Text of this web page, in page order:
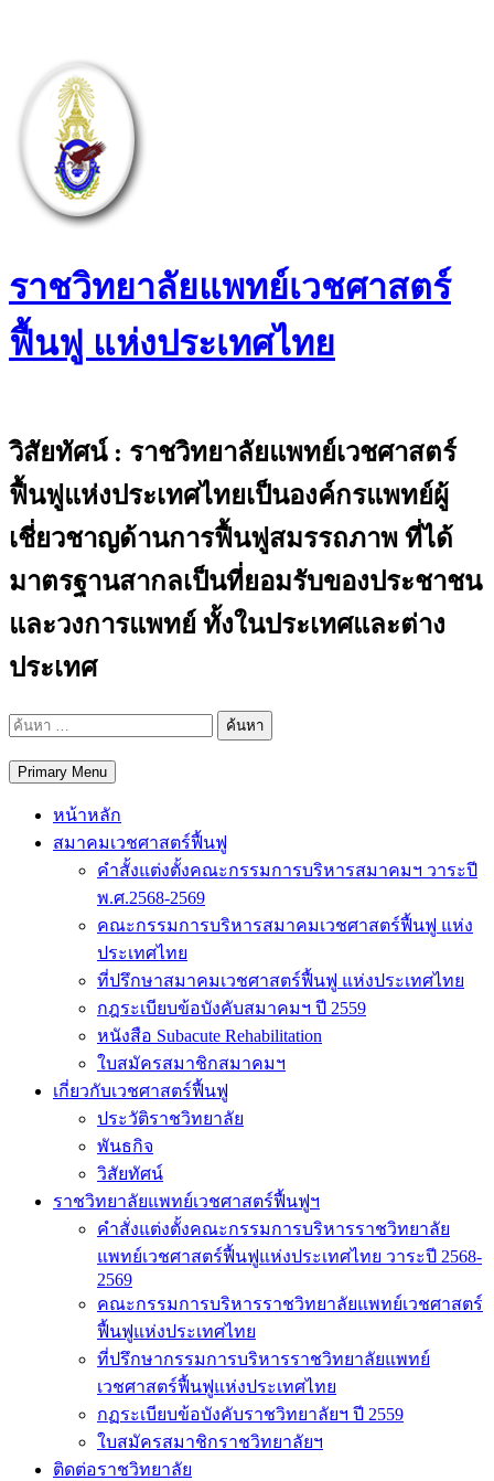
ราชวิทยาลัยแพทย์เวชศาสตร์
ฟื้นฟู แห่งประเทศไทย
วิสัยทัศน์ : ราชวิทยาลัยแพทย์เวชศาสตร์
ฟื้นฟูแห่งประเทศไทยเป็นองค์กรแพทย์ผู้
เชี่ยวชาญด้านการฟื้นฟูสมรรถภาพ ที่ได้
มาตรฐานสากลเป็นที่ยอมรับของประชาชน
และวงการแพทย์ ทั้งในประเทศและต่าง
ประเทศ
ค้นหา
Primary Menu
หน้าหลัก
สมาคมเวชศาสตร์ฟื้นฟู
คำสั้งแต่งตั้งคณะกรรมการบริหารสมาคมฯ วาระปี
พ.ศ.2568-2569
คณะกรรมการบริหารสมาคมเวชศาสตร์ฟื้นฟู แห่ง
ประเทศไทย
ที่ปรึกษาสมาคมเวชศาสตร์ฟื้นฟู แห่งประเทศไทย
กฎระเบียบข้อบังคับสมาคมฯ ปี 2559
หนังสือ Subacute Rehabilitation
ใบสมัครสมาชิกสมาคมฯ
เกี่ยวกับเวชศาสตร์ฟื้นฟู
ประวัติราชวิทยาลัย
พันธกิจ
วิสัยทัศน์
ราชวิทยาลัยแพทย์เวชศาสตร์ฟื้นฟูฯ
คำสั่งแต่งตั้งคณะกรรมการบริหารราชวิทยาลัย
แพทย์เวชศาสตร์ฟื้นฟูแห่งประเทศไทย วาระปี 2568-
2569
คณะกรรมการบริหารราชวิทยาลัยแพทย์เวชศาสตร์
ฟื้นฟูแห่งประเทศไทย
ที่ปรึกษากรรมการบริหารราชวิทยาลัยแพทย์
เวชศาสตร์ฟื้นฟูแห่งประเทศไทย
กฏระเบียบข้อบังคับราชวิทยาลัยฯ ปี 2559
ใบสมัครสมาชิกราชวิทยาลัยฯ
ติดต่อราชวิทยาลัย